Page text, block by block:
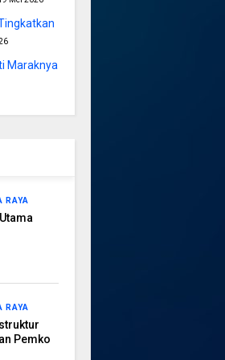
Maraknya
RAYA
RAYA
Pemko